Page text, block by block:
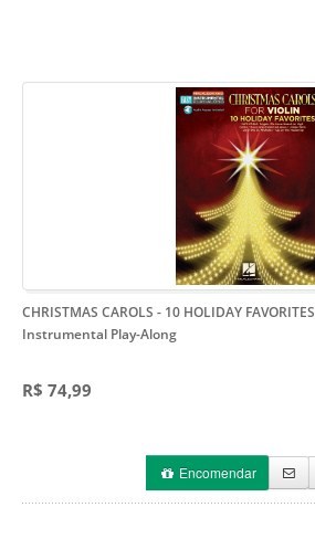
CHRISTMAS CAROLS - 10 HOLIDAY FAVORITES
Instrumental Play-Along
R$ 74,99
Encomendar